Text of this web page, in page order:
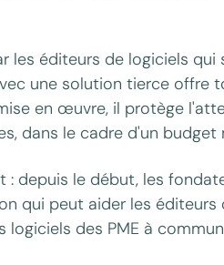
les éditeurs de logiciels
une solution tierce offre
en œuvre, il protège
dans le cadre d'un budget
: depuis le début, les
qui peut aider les
des PME à